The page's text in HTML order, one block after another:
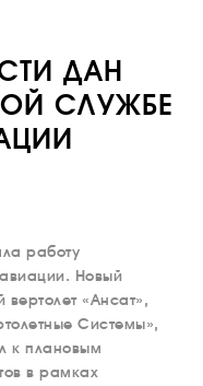
ДАН
СЛУЖБЕ
работу
Новый
«Ансат»,
Системы»,
к плановым
в рамках